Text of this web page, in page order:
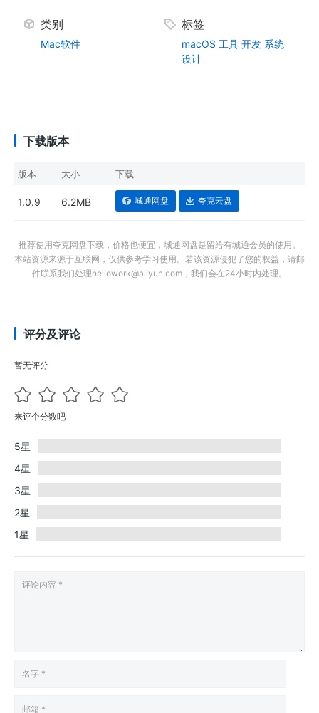
类别
Mac软件
标签
macOS 工具 开发 系统
设计
下载版本
版本 大小 下载
1.0.9 6.2MB 城通网盘 夸克云盘
推荐使用夸克网盘下载，价格也便宜，城通网盘是留给有城通会员的使用。
本站资源来源于互联网，仅供参考学习使用。若该资源侵犯了您的权益，请邮
件联系我们处理hellowork@aliyun.com，我们会在24小时内处理。
评分及评论
暂无评分
来评个分数吧
5星
4星
3星
2星
1星